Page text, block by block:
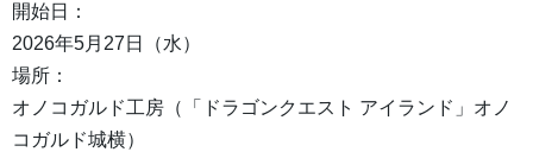
開始日：
2026年5月27日（水）
場所：
オノコガルド工房（「ドラゴンクエスト アイランド」オノ
コガルド城横）